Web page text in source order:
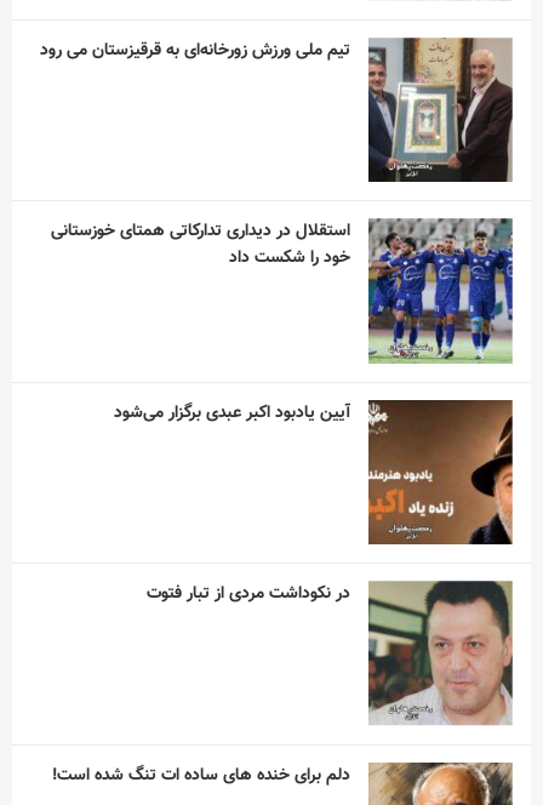
تیم ملی ورزش زورخانه‌ای به قرقیزستان می رود
استقلال در دیداری تدارکاتی همتای خوزستانی
خود را شکست داد
آیین یادبود اکبر عبدی برگزار می‌شود
در نکوداشت مردی از تبار فتوت
دلم برای خنده های ساده ات تنگ شده است!